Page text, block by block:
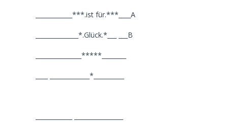
____________***.ist für.***____A
______________*.Glück.*___ ___B
_______________*****________
____ _____________*__________